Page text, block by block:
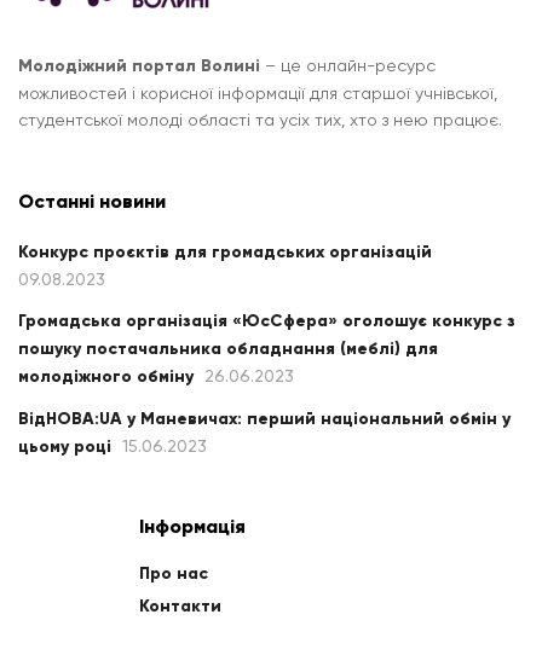
Молодіжний портал Волині – це онлайн-ресурс
можливостей і корисної інформації для старшої учнівської,
студентської молоді області та усіх тих, хто з нею працює.
Останні новини
Конкурс проєктів для громадських організацій
09.08.2023
Громадська організація «ЮсСфера» оголошує конкурс з
пошуку постачальника обладнання (меблі) для
молодіжного обміну
26.06.2023
ВідНОВА:UA у Маневичах: перший національний обмін у
цьому році
15.06.2023
Інформація
Про нас
Контакти